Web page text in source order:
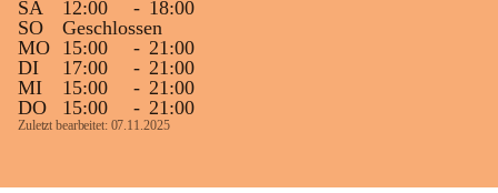
SA
12:00 - 18:00
SO
Geschlossen
MO 15:00 - 21:00
DI
17:00 - 21:00
MI
15:00 - 21:00
DO
15:00 - 21:00
Zuletzt bearbeitet: 07.11.2025